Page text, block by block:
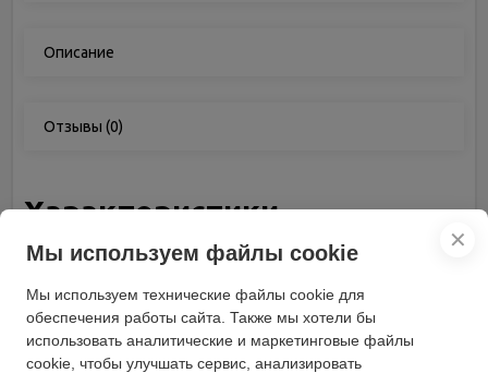
Описание
Отзывы (0)
Характеристики
Количество уровней
Максимальный вес
пользователя (кг)
120
Длина (см)
✕
Мы используем файлы cookie
Мы используем технические файлы cookie для
обеспечения работы сайта. Также мы хотели бы
использовать аналитические и маркетинговые файлы
cookie, чтобы улучшать сервис, анализировать